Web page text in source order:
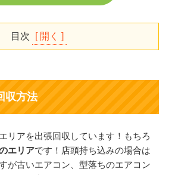
目次
績（明和町）
費用がかかるポイント
関東家電リサイクル問屋が選ばれる
エアコンの種類
収方法
リアを出張回収しています！もちろ
エリアです！店頭持ち込みの場合は
が古いエアコン、型落ちのエアコン